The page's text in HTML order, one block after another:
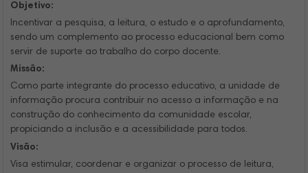
Objetivo:
Incentivar a pesquisa, a leitura, o estudo e o aprofundamento,
sendo um complemento ao processo educacional bem como
servir de suporte ao trabalho do corpo docente.
Missão:
Como parte integrante do processo educativo, a unidade de
informação procura contribuir no acesso a informação e na
construção do conhecimento da comunidade escolar,
propiciando a inclusão e a acessibilidade para todos.
Visão:
Visa estimular, coordenar e organizar o processo de leitura,